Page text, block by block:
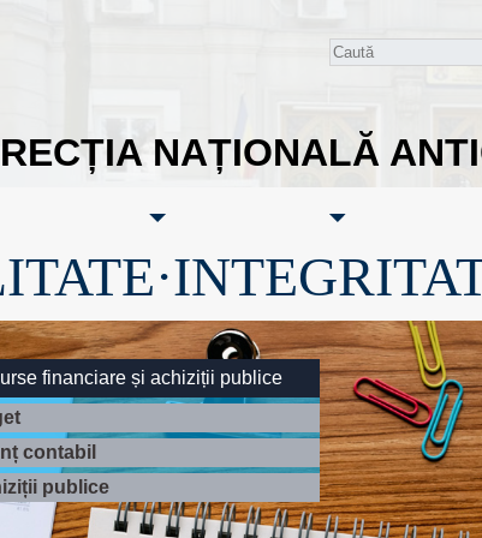
NAȚIONALĂ
financiare și achiziții publice
contabil
publice